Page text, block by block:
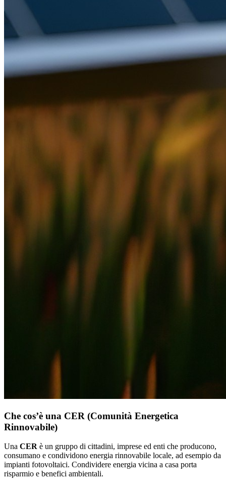
Che cos’è una CER (Comunità Energetica
Rinnovabile)
Una CER è un gruppo di cittadini, imprese ed enti che producono,
consumano e condividono energia rinnovabile locale, ad esempio da
impianti fotovoltaici. Condividere energia vicina a casa porta
risparmio e benefici ambientali.